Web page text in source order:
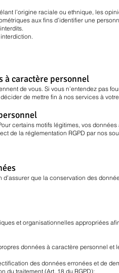
l’origine raciale ou ethnique, les
aux fins d’identifier une
à caractère personnel
de vous. Si vous n’entendez pas
de mettre fin à nos services à
certains motifs légitimes, vos
de la réglementation RGPD par nos
que la conservation des
et organisationnelles appropriées
données à caractère personnel et
des données erronées et de
du traitement (Art. 18 du RGPD);